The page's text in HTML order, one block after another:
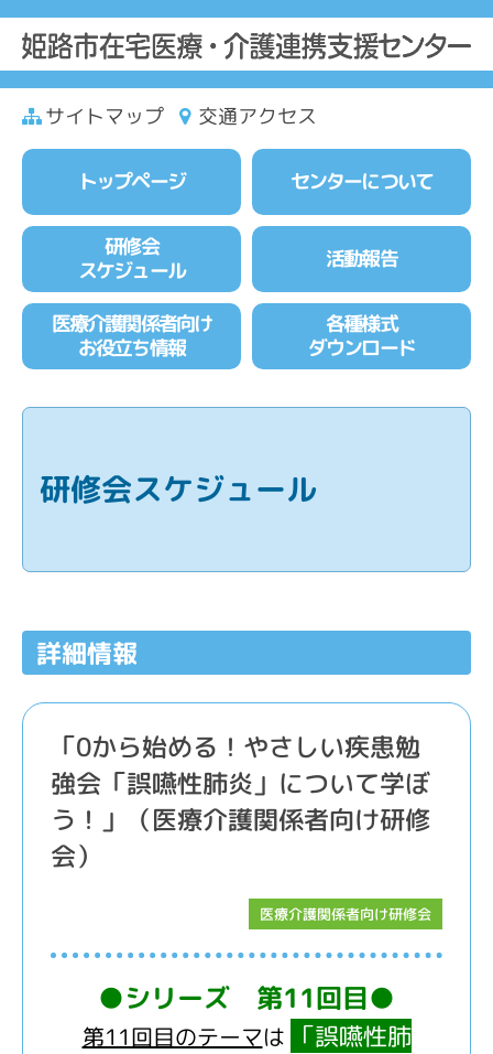
サイトマップ 交通アクセス
トップページ センターについて
研修会
スケジュール
活動報告
医療介護関係者向け
お役立ち情報
各種様式
ダウンロード
研修会スケジュール
詳細情報
「0から始める！やさしい疾患勉
強会「誤嚥性肺炎」について学ぼ
う！」（医療介護関係者向け研修
会）
医療介護関係者向け研修会
●シリーズ 第11回目●
第11回目のテーマは
「誤嚥性肺